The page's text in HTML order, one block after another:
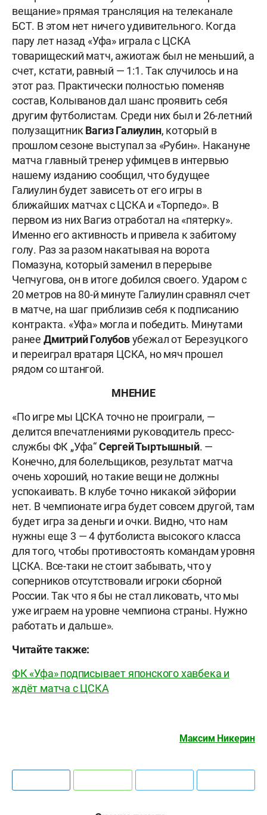
вещание» прямая трансляция на телеканале
БСТ. В этом нет ничего удивительного. Когда
пару лет назад «Уфа» играла с ЦСКА
товарищеский матч, ажиотаж был не меньший, а
счет, кстати, равный — 1:1. Так случилось и на
этот раз. Практически полностью поменяв
состав, Колыванов дал шанс проявить себя
другим футболистам. Среди них был и 26-летний
полузащитникВагиз Галиулин, который в
прошлом сезоне выступал за «Рубин». Накануне
матча главный тренер уфимцев в интервью
нашему изданию сообщил, что будущее
Галиулин будет зависеть от его игры в
ближайших матчах с ЦСКА и «Торпедо». В
первом из них Вагиз отработал на «пятерку».
Именно его активность и привела к забитому
голу. Раз за разом накатывая на ворота
Помазуна, который заменил в перерыве
Чепчугова, он в итоге добился своего. Ударом с
20 метров на 80-й минуте Галиулин сравнял счет
в матче, на шаг приблизив себя к подписанию
контракта. «Уфа» могла и победить. Минутами
ранее Дмитрий Голубовубежал от Березуцкого
и переиграл вратаря ЦСКА, но мяч прошел
рядом со штангой.
МНЕНИЕ
«По игре мы ЦСКА точно не проиграли, —
делится впечатлениями руководитель пресс-
службы ФК „Уфа“Сергей Тыртышный. —
Конечно, для болельщиков, результат матча
очень хороший, но такие вещи не должны
успокаивать. В клубе точно никакой эйфории
нет. В чемпионате игра будет совсем другой, там
будет игра за деньги и очки. Видно, что нам
нужны еще 3 — 4 футболиста высокого класса
для того, чтобы противостоять командам уровня
ЦСКА. Все-таки не стоит забывать, что у
соперников отсутствовали игроки сборной
России. Так что я бы не стал ликовать, что мы
уже играем на уровне чемпиона страны. Нужно
работать и дальше».
Читайте также:
ФК «Уфа» подписывает японского хавбека и
ждёт матча с ЦСКА
Максим Никерин